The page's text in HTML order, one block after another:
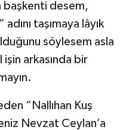
başkenti desem,
taşımaya lâyık
söylesem asla
arkasında bir
“Nallıhan Kuş
Nevzat Ceylan’a